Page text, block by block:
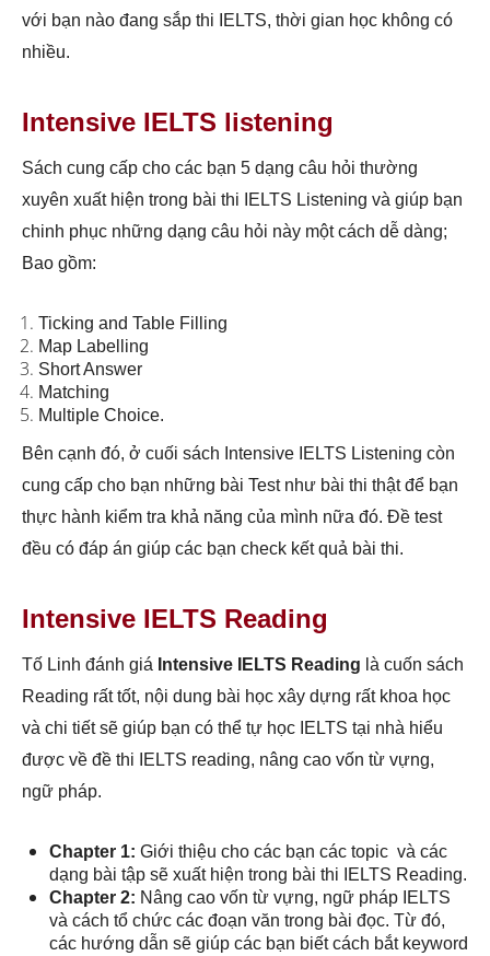
với bạn nào đang sắp thi IELTS, thời gian học không có
nhiều.
Intensive IELTS listening
Sách cung cấp cho các bạn 5 dạng câu hỏi thường
xuyên xuất hiện trong bài thi IELTS Listening và giúp bạn
chinh phục những dạng câu hỏi này một cách dễ dàng;
Bao gồm:
Ticking and Table Filling
Map Labelling
Short Answer
Matching
Multiple Choice.
Bên cạnh đó, ở cuối sách Intensive IELTS Listening còn
cung cấp cho bạn những bài Test như bài thi thật để bạn
thực hành kiểm tra khả năng của mình nữa đó. Đề test
đều có đáp án giúp các bạn check kết quả bài thi.
Intensive IELTS Reading
Tố Linh đánh giá Intensive IELTS Reading là cuốn sách
Reading rất tốt, nội dung bài học xây dựng rất khoa học
và chi tiết sẽ giúp bạn có thể tự học IELTS tại nhà hiểu
được về đề thi IELTS reading, nâng cao vốn từ vựng,
ngữ pháp.
Chapter 1: Giới thiệu cho các bạn các topic và các
dạng bài tập sẽ xuất hiện trong bài thi IELTS Reading.
Chapter 2: Nâng cao vốn từ vựng, ngữ pháp IELTS
và cách tổ chức các đoạn văn trong bài đọc. Từ đó,
các hướng dẫn sẽ giúp các bạn biết cách bắt keyword